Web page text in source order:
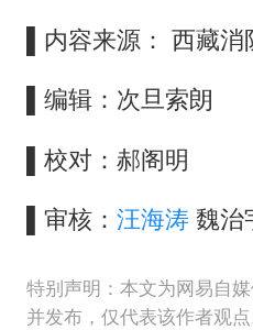
▌内容来源： 西藏消
▌编辑：次旦索朗
▌校对：郝阁明
▌审核： 汪海涛魏治
特别声明：本文为网易自
并发布，仅代表该作者观